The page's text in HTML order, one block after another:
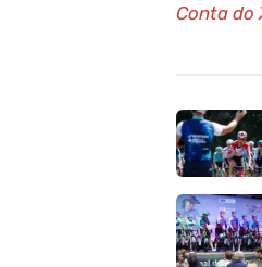
Conta do